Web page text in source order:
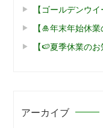
【ゴールデンウ
【🎍年末年始休業
【🍉夏季休業のお
アーカイブ